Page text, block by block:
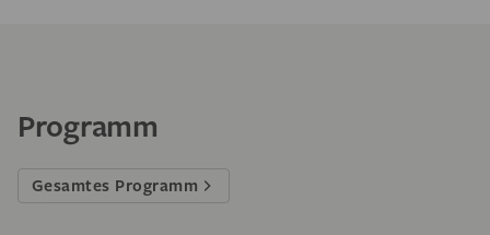
Programm
Gesamtes Programm